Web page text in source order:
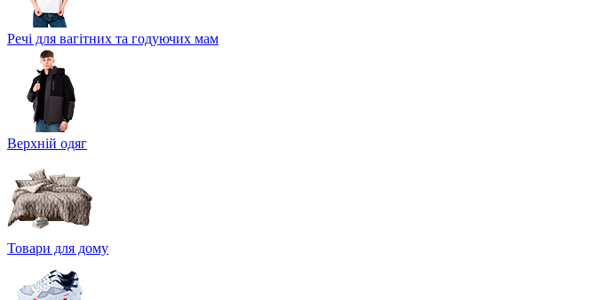
Речі для вагітних та годуючих мам
Верхній одяг
Товари для дому